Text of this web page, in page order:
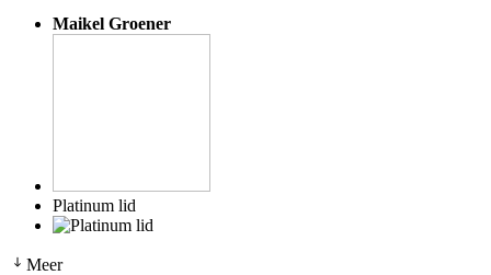
Maikel Groener
Platinum lid
Meer